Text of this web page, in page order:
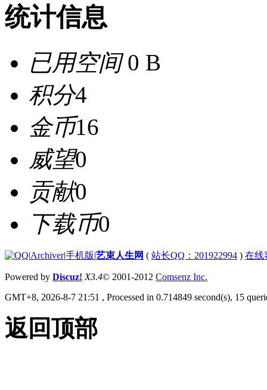
统计信息
已用空间0 B
积分4
金币16
威望0
贡献0
下载币0
|Archiver|手机版|艺束人生网 ( 站长QQ：201922994 ) 在线
Powered by Discuz! X3.4© 2001-2012 Comsenz Inc.
GMT+8, 2026-8-7 21:51 , Processed in 0.714849 second(s), 15
返回顶部